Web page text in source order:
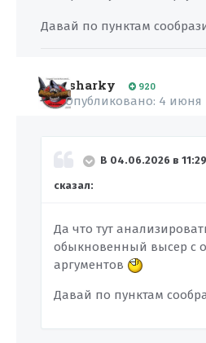
Давай по пунктам
sharky 920
Опубликовано: 4 июня
В 04.06.2026 в
сказал:
Да что тут
обыкновенный высер с
аргументов
Давай по пунктам